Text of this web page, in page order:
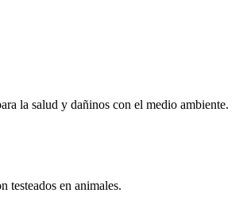
la salud y dañinos con el medio ambiente.
testeados en animales.